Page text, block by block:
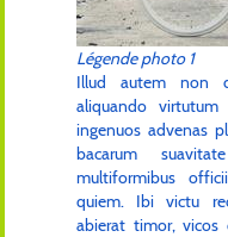
Légende photo 1
Illud autem non
aliquando virtutum
ingenuos advenas
bacarum
multiformibus
quiem. Ibi victu
abierat timor, vicos